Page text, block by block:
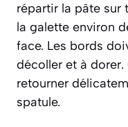
répartir la pâte sur
la galette environ
face. Les bords
décoller et à dorer.
retourner
spatule.